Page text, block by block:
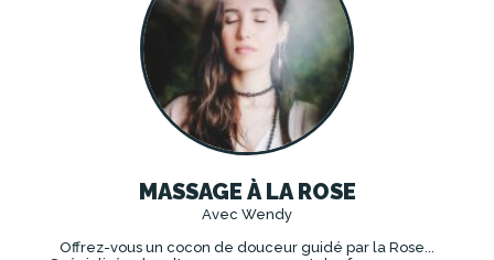
MASSAGE À LA ROSE
Avec Wendy
Offrez-vous un cocon de douceur guidé par la Rose...